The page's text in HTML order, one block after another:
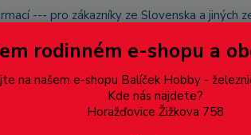
--- pro zákazníky ze Slovenska a
nevyzvednete, bude po domluvě
přidán na blacklist a rušeny následující
Více
rodinném e-shopu a
na našem e-shopu Balíček Hobby -
Kde nás najdete?
Horažďovice Žižkova 758